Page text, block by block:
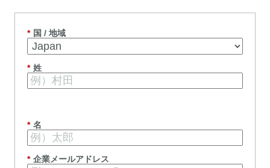
* 国 / 地域
* 姓
* 名
* 企業メールアドレス